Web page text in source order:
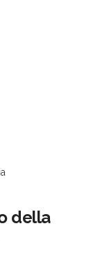
della